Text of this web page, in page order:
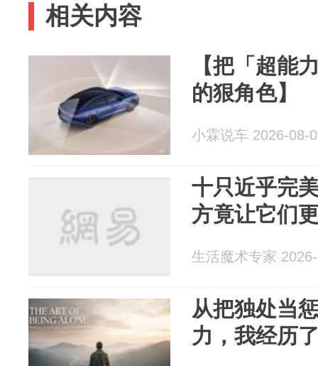
相关内容
【把「超能
的狠角色】
小霖说车 2026-08-
十只近乎完
方竟让它们
生活魔术专家
从把独处当
力，我经历